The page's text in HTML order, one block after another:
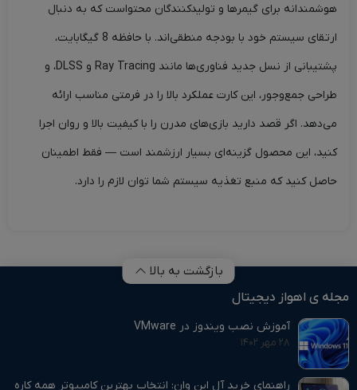
هوشمندانه برای گیمرها و تولیدکنندگان محتواست که به دنبال
ارتقای سیستم خود با بودجه منطقی‌اند. با حافظه 8 گیگابایت،
پشتیبانی از نسل جدید فناوری‌ها مانند Ray Tracing و DLSS، و
طراحی جمع‌وجور، این کارت عملکرد بالا را در فرمتی مناسب ارائه
می‌دهد. اگر قصد دارید بازی‌های مدرن را با کیفیت بالا و روان اجرا
کنید، این محصول گزینه‌ای بسیار ارزشمند است — فقط اطمینان
حاصل کنید که منبع تغذیه سیستم شما توان لازم را دارد.
بازگشت به بالا
مجله ی اهواز دیجیتال
آموزش نصب ویندوز در VMware
۲۸ مهر ۱۴۰۲
راهنمای خرید آل این وان: انتخاب بهترین کامپیوتر همه‌ کاره